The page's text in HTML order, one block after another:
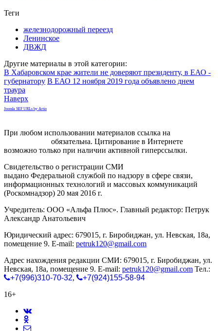
Теги
железнодорожный переезд
Ленинское
ДВЖД
Другие материалы в этой категории:
В Хабаровском крае жители не доверяют президенту, в ЕАО -
губернатору В ЕАО 12 ноября 2019 года объявлено днем
траура
Наверх
Joomla SEF URLs by Artio
При любом использовании материалов ссылка на
обязательна. Цитирование в Интернете
возможно только при наличии активной гиперссылки.
Свидетельство о регистрации СМИ
выдано Федеральной службой по надзору в сфере связи,
информационных технологий и массовых коммуникаций
(Роскомнадзор) 20 мая 2016 г.
Учредитель: ООО «Альфа Плюс». Главный редактор: Петрук
Александр Анатольевич
Юридический адрес: 679015, г. Биробиджан, ул. Невская, 18а,
помещение 9. E-mail: petruk120@gmail.com
Адрес нахождения редакции СМИ: 679015, г. Биробиджан, ул.
Невская, 18а, помещение 9. E-mail: petruk120@gmail.com Тел.:
+7(996)310-70-32,
+7(924)155-58-94
16+